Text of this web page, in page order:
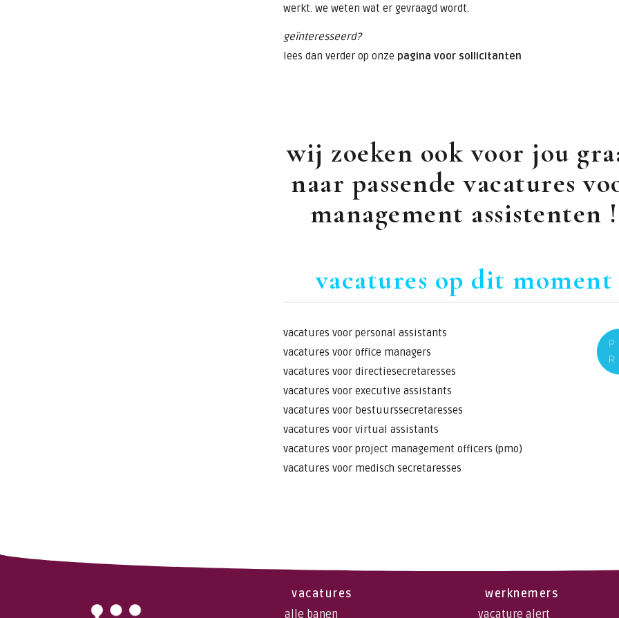
werkt. we weten wat er gevraagd wordt.
geïnteresseerd?
lees dan verder op onze pagina voor sollicitanten
wij zoeken ook voor jou
naar passende vacatures
management assistenten !
vacatures op dit moment
vacatures voor personal assistants
vacatures voor office managers
vacatures voor directiesecretaresses
vacatures voor executive assistants
vacatures voor bestuurssecretaresses
vacatures voor virtual assistants
vacatures voor project management officers (pmo)
vacatures voor medisch secretaresses
vacatures
alle banen
werknemers
vacature alert